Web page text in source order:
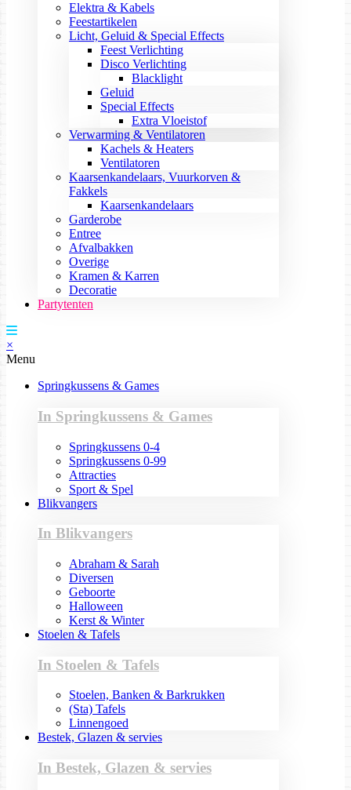
Elektra & Kabels
Feestartikelen
Licht, Geluid & Special Effects
Feest Verlichting
Disco Verlichting
Blacklight
Geluid
Special Effects
Extra Vloeistof
Verwarming & Ventilatoren
Kachels & Heaters
Ventilatoren
Kaarsenkandelaars, Vuurkorven &
Fakkels
Kaarsenkandelaars
Garderobe
Entree
Afvalbakken
Overige
Kramen & Karren
Decoratie
Partytenten
×
Menu
Springkussens & Games
In Springkussens & Games
Springkussens 0-4
Springkussens 0-99
Attracties
Sport & Spel
Blikvangers
In Blikvangers
Abraham & Sarah
Diversen
Geboorte
Halloween
Kerst & Winter
Stoelen & Tafels
In Stoelen & Tafels
Stoelen, Banken & Barkrukken
(Sta) Tafels
Linnengoed
Bestek, Glazen & servies
In Bestek, Glazen & servies